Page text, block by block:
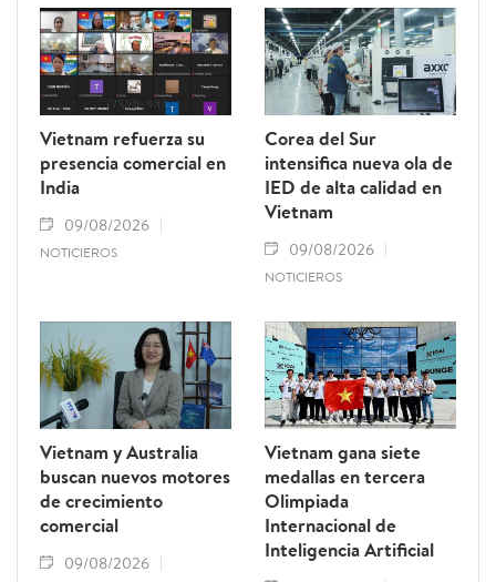
Vietnam refuerza su
presencia comercial en
India
09/08/2026
NOTICIEROS
Corea del Sur
intensifica nueva ola de
IED de alta calidad en
Vietnam
09/08/2026
NOTICIEROS
Vietnam y Australia
buscan nuevos motores
de crecimiento
comercial
09/08/2026
Vietnam gana siete
medallas en tercera
Olimpiada
Internacional de
Inteligencia Artificial